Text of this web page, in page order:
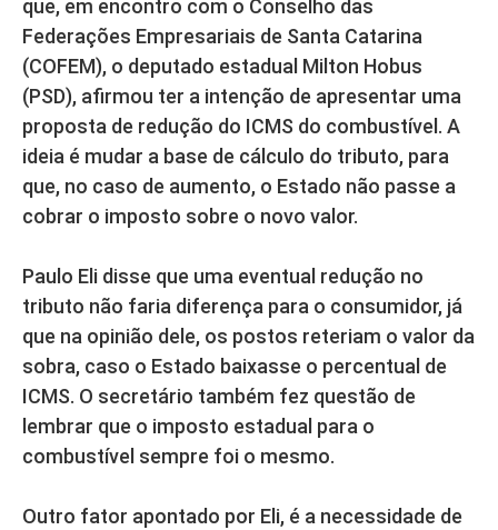
que, em encontro com o Conselho das
Federações Empresariais de Santa Catarina
(COFEM), o deputado estadual Milton Hobus
(PSD), afirmou ter a intenção de apresentar uma
proposta de redução do ICMS do combustível. A
ideia é mudar a base de cálculo do tributo, para
que, no caso de aumento, o Estado não passe a
cobrar o imposto sobre o novo valor.
Paulo Eli disse que uma eventual redução no
tributo não faria diferença para o consumidor, já
que na opinião dele, os postos reteriam o valor da
sobra, caso o Estado baixasse o percentual de
ICMS. O secretário também fez questão de
lembrar que o imposto estadual para o
combustível sempre foi o mesmo.
Outro fator apontado por Eli, é a necessidade de